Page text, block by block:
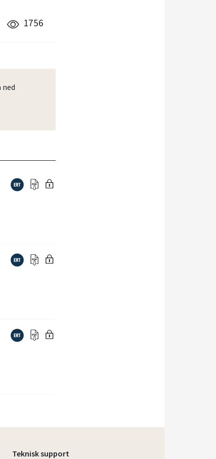
1756
ned
Teknisk support